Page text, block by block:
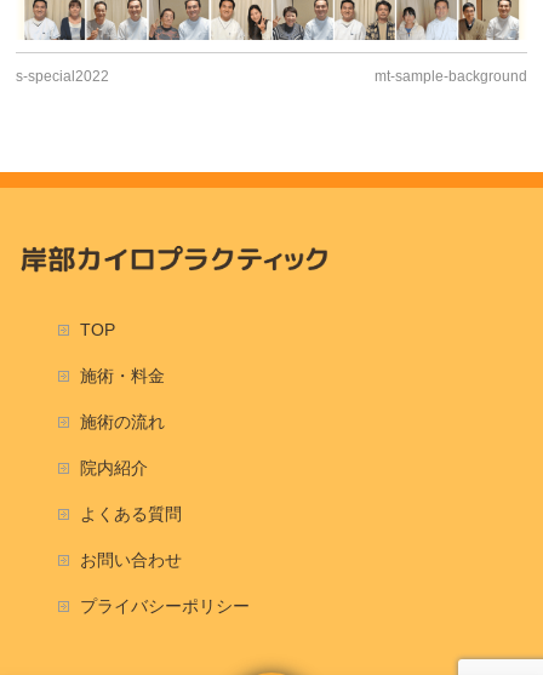
s-special2022 mt-sample-background
TOP
施術・料金
施術の流れ
院内紹介
よくある質問
お問い合わせ
プライバシーポリシー